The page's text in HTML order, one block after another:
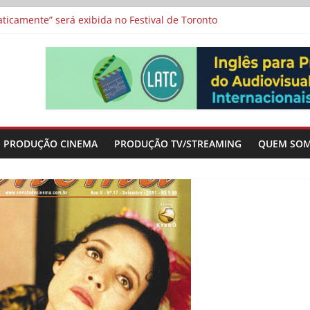
“Os Feiticeiros Inocentes” e filme-tributo de Wajda a
protagonizam adaptação brasileira de série argentina para o
e divide prêmio principal entre “Manas” e “O Agente Secreto”
metragens sobre envelhecimento criados a partir de histórias
PRODUÇÃO CINEMA PRODUÇÃO TV/STREAMING QUEM